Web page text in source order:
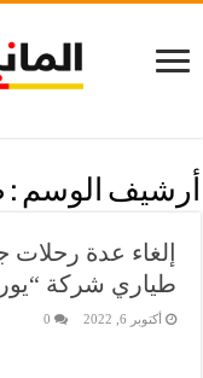
أرشيف الوسم :
إلغاء عدة
طياري شركة
أكتوبر 6, 2022 0